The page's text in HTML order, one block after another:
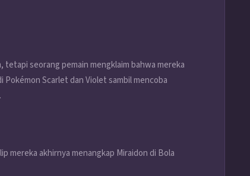
seorang pemain mengklaim bahwa mereka
PokémonScarlet dan Violet sambil mencoba
mereka akhirnya menangkap Miraidon di Bola